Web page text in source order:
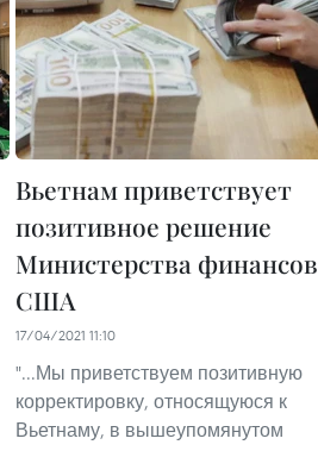
Вьетнам приветствует
позитивное решение
Министерства финансов
США
17/04/2021 11:10
"...Мы приветствуем позитивную
корректировку, относящуюся к
Вьетнаму, в вышеупомянутом